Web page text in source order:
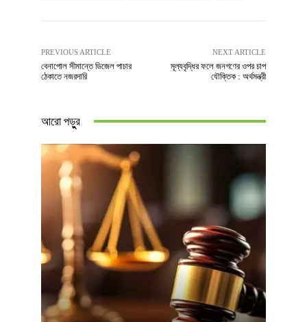
PREVIOUS ARTICLE
বেনাপোল সীমান্তে ডিজেল পাচার
ঠেকাতে নজরদারি
NEXT ARTICLE
মূল্যবৃদ্ধির ফলে জনগণের ওপর চাপ
যৌক্তিক : অর্থমন্ত্রী
আরো পড়ুুর